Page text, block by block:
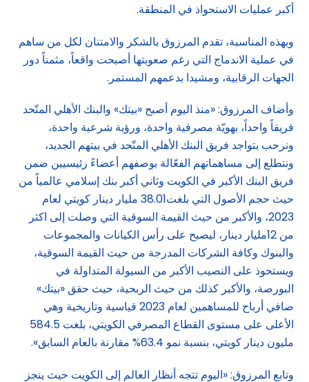
أكبر عمليات الاستحواذ في المنطقة.
وبهذه المناسبة، تقدم المرزوق بالشكر والامتنان لكل من ساهم
في عملية الاندماج التي رغم صعوبتها أصبحت واقعاً، مثمناً دور
الجهات الرقابية، ومشيدا بدعمهم المستمر.
وأضاف المرزوق: «منذ اليوم أصبح «بيتك» والبنك الأهلي المتّحد
فريقاً واحداً، بهويّة مصرفية واحدة، ورؤية شرعية واحدة،
ونرحب بتواجد فريق البنك الأهلي المتّحد في بيتهم الجديد،
ونتطلع إلى مساهماتهم الفعّالة بوصفهم أعضاءً رئيسيين ضمن
فريق البنك الأكبر في الكويت وثاني أكبر بنك إسلامي عالمياً من
حيث حجم الأصول التي بلغت38.01 مليار دينار كويتي لعام
2023، والأكبر من حيث القيمة السوقية التي وصلت إلى اكثر
من 12مليار دينار، ليصبح على رأس الكيانات والمجموعات
والبنوك وكافة الشركات المدرجة من حيث القيمة السوقية،
ويستحوذ على النصيب الأكبر من السيولة المتداولة في
البورصة، والأكبر كذلك من حيث الربحية، حيث حقق «بيتك»
صافي أرباح للمساهمين لعام 2023 قياسية وتاريخية وهي
الأعلى على مستوى القطاع المصرفي الكويتي، بلغت 584.5
مليون دينار كويتي، بنسبة نمو 63.4% مقارنة بالعام السابق».
وتابع المرزوق: «اليوم تتجه أنظار العالم إلى الكويت حيث ينجز